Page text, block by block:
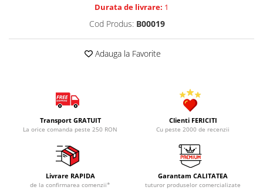
Durata de livrare: 1
Cod Produs: B00019
Adauga la Favorite
Transport GRATUIT
La orice comanda peste 250 RON
Clienti FERICITI
Cu peste 2000 de recenzii
Livrare RAPIDA
de la confirmarea comenzii*
Garantam CALITATEA
tuturor produselor comercializate